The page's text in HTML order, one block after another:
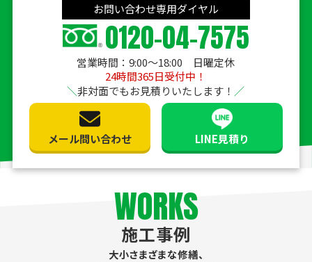
お問い合わせ専用ダイヤル
0120-04-7575
営業時間：9:00〜18:00 日曜定休
24時間365日受付中！
非対面でもお見積りいたします！
メール問い合わせ LINE見積り
WORKS
施工事例
大小さまざまな修繕、